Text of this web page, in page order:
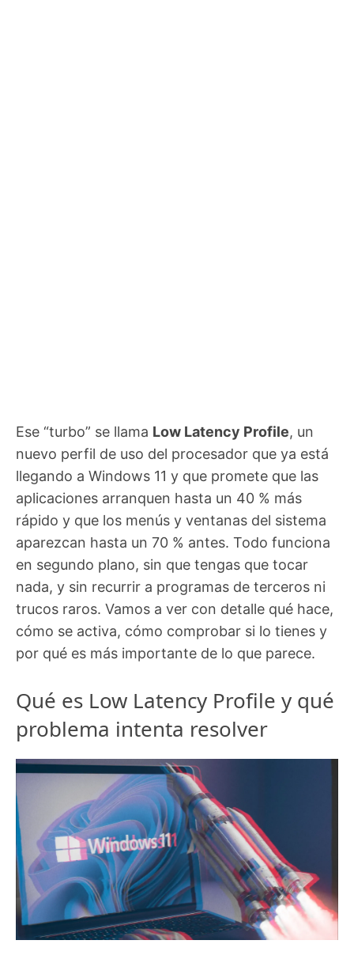
Ese “turbo” se llama Low Latency Profile, un
nuevo perfil de uso del procesador que ya está
llegando a Windows 11 y que promete que las
aplicaciones arranquen hasta un 40 % más
rápido y que los menús y ventanas del sistema
aparezcan hasta un 70 % antes. Todo funciona
en segundo plano, sin que tengas que tocar
nada, y sin recurrir a programas de terceros ni
trucos raros. Vamos a ver con detalle qué hace,
cómo se activa, cómo comprobar si lo tienes y
por qué es más importante de lo que parece.
Qué es Low Latency Profile y qué
problema intenta resolver